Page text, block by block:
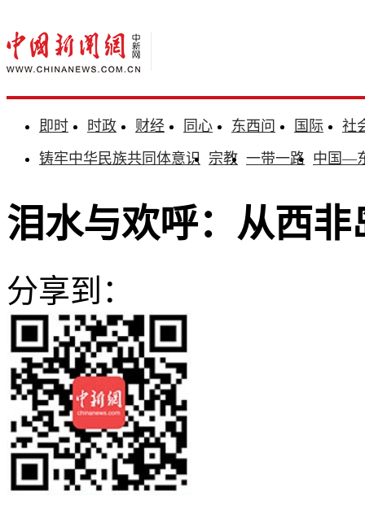
即时 时政 财经 同心 东西问 国际
社
铸牢中华民族共同体意识 宗教 一带一路 中国—
泪水与欢呼：从西
分享到：